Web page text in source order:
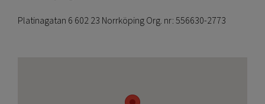
Platinagatan 6 602 23 Norrköping Org. nr: 556630-2773